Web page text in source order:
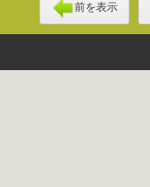
前を表示